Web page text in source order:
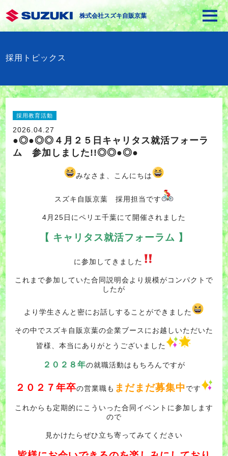
株式会社スズキ自販京葉
採用トピックス
採用教育活動
2026.04.27
●◎●◎◎４月２５日キャリタス就活フォーラ
ム 参加しました!!◎◎●◎●
みなさま、こんにちは
スズキ自販京葉 採用担当です
4月25日にペリエ千葉にて開催されました
【 キャリタス就活フォーラム 】
に参加してきました
これまで参加していた合同説明会より規模がコンパクトで
したが
より学生さんと密にお話しすることができました
その中でスズキ自販京葉の企業ブースにお越しいただいた
皆様、本当にありがとうございました
２０２８年の就職活動はもちろんですが
２０２７年卒の営業職も まだまだ募集中です
これからも定期的にこういった合同イベントに参加します
ので
見かけたらぜひ立ち寄ってみてください